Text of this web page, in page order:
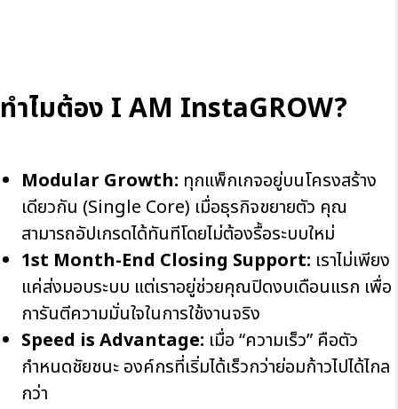
ทำไมต้อง I AM InstaGROW?
Modular Growth: ทุกแพ็กเกจอยู่บนโครงสร้าง
เดียวกัน (Single Core) เมื่อธุรกิจขยายตัว คุณ
สามารถอัปเกรดได้ทันทีโดยไม่ต้องรื้อระบบใหม่
1st Month-End Closing Support: เราไม่เพียง
แค่ส่งมอบระบบ แต่เราอยู่ช่วยคุณปิดงบเดือนแรก เพื่อ
การันตีความมั่นใจในการใช้งานจริง
Speed is Advantage: เมื่อ “ความเร็ว” คือตัว
กำหนดชัยชนะ องค์กรที่เริ่มได้เร็วกว่าย่อมก้าวไปได้ไกล
กว่า